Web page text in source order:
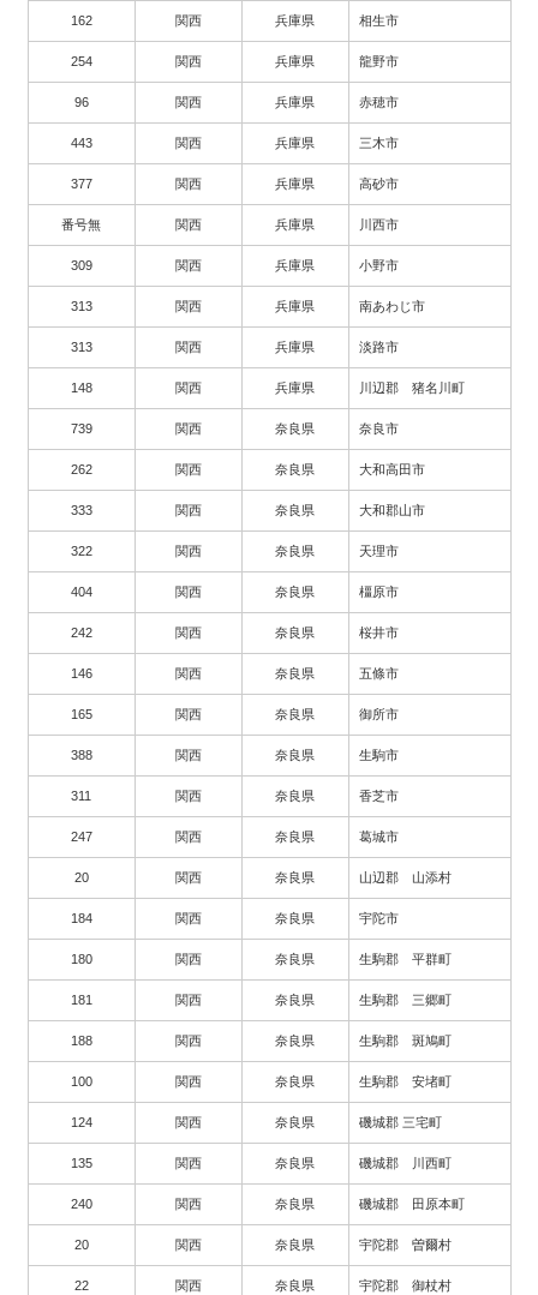
162 関西 兵庫県 相生市
254 関西 兵庫県 龍野市
96 関西 兵庫県 赤穂市
443 関西 兵庫県 三木市
377 関西 兵庫県 高砂市
番号無 関西 兵庫県 川西市
309 関西 兵庫県 小野市
313 関西 兵庫県 南あわじ市
313 関西 兵庫県 淡路市
148 関西 兵庫県 川辺郡 猪名川町
739 関西 奈良県 奈良市
262 関西 奈良県 大和高田市
333 関西 奈良県 大和郡山市
322 関西 奈良県 天理市
404 関西 奈良県 橿原市
242 関西 奈良県 桜井市
146 関西 奈良県 五條市
165 関西 奈良県 御所市
388 関西 奈良県 生駒市
311 関西 奈良県 香芝市
247 関西 奈良県 葛城市
20 関西 奈良県 山辺郡 山添村
184 関西 奈良県 宇陀市
180 関西 奈良県 生駒郡 平群町
181 関西 奈良県 生駒郡 三郷町
188 関西 奈良県 生駒郡 斑鳩町
100 関西 奈良県 生駒郡 安堵町
124 関西 奈良県 磯城郡 三宅町
135 関西 奈良県 磯城郡 川西町
240 関西 奈良県 磯城郡 田原本町
20 関西 奈良県 宇陀郡 曽爾村
22 関西 奈良県 宇陀郡 御杖村